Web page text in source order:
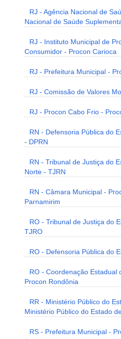
RJ - Agência Nacional de
Nacional de Saúde
RJ - Instituto Municipal de
Consumidor - Procon Carioca
RJ - Prefeitura Municipal -
RJ - Comissão de Valores
RJ - Procon Cabo Frio -
RN - Defensoria Pública do
- DPRN
RN - Tribunal de Justiça do
Norte - TJRN
RN - Câmara Municipal -
Parnamirim
RO - Tribunal de Justiça do
TJRO
RO - Defensoria Pública do
RO - Coordenação Estadual
Procon Rondônia
RR - Ministério Público do
Ministério Público do Estado
RS - Prefeitura Municipal -